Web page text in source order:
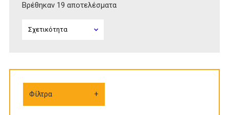
Βρέθηκαν 19 αποτελέσματα
Φίλτρα